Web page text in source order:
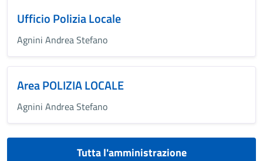
Ufficio Polizia Locale
Agnini Andrea Stefano
Area POLIZIA LOCALE
Agnini Andrea Stefano
Tutta l'amministrazione